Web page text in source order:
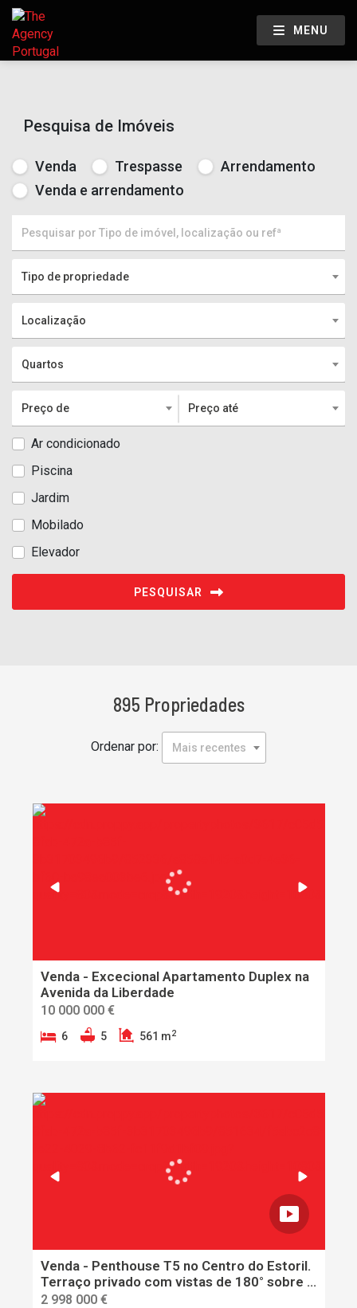
MENU
Pesquisa de Imóveis
Venda Trespasse
Arrendamento
Venda e arrendamento
Tipo de propriedade
Localização
Quartos
Preço de Preço até
Ar condicionado
Piscina
Jardim
Mobilado
Elevador
PESQUISAR
895 Propriedades
Ordenar por: Mais recentes
Venda - Excecional Apartamento Duplex na
Avenida da Liberdade
10 000 000 €
6 5 561 m2
Venda - Penthouse T5 no Centro do Estoril.
Terraço privado com vistas de 180° sobre o
Atlântico
2 998 000 €